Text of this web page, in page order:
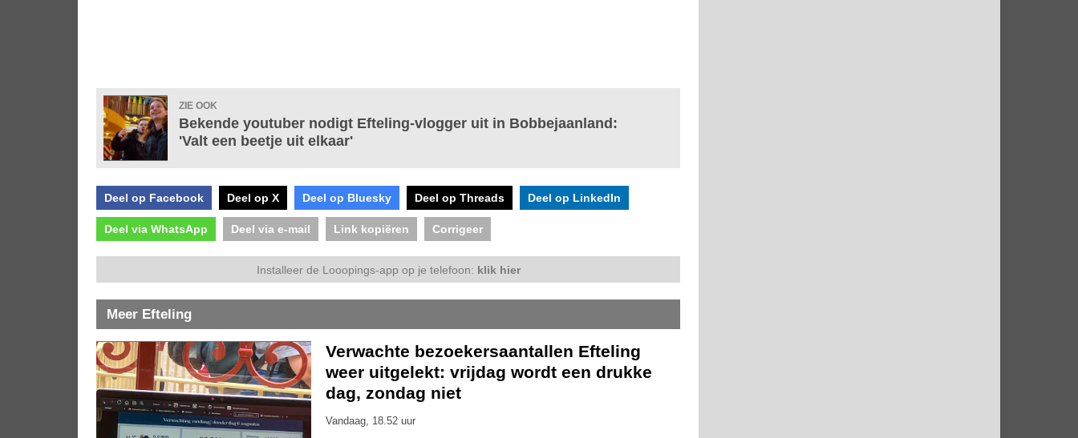
ZIE OOK
Bekende youtuber nodigt Efteling-vlogger uit in Bobbejaanland:
'Valt een beetje uit elkaar'
Deel op Facebook Deel op X Deel op Bluesky Deel op Threads Deel op LinkedIn
Deel via WhatsApp Deel via e-mail Link kopiëren Corrigeer
Installeer de Looopings-app op je telefoon: klik hier
Meer Efteling
Verwachte bezoekersaantallen Efteling
weer uitgelekt: vrijdag wordt een drukke
dag, zondag niet
Vandaag, 18.52 uur